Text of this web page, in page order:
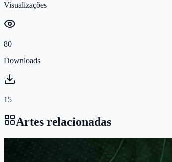
Visualizações
80
Downloads
15
Artes relacionadas